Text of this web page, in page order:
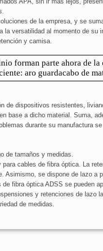
de la empresa, y se
versatilidad al momento de
y camisa.
forman parte ahora de la
aro guardacabo de
de dispositivos resistentes,
base a dicho material. Suma,
durante su manufactura
de tamaños y medidas.
cables de fibra óptica. La
Asimismo, se dispone de lazo a
fibra óptica ADSS se pueden
y retenciones de lazo
de medidas.